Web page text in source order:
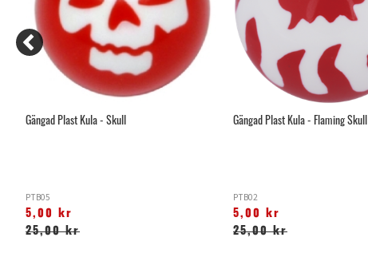
Gängad Plast Kula - Skull
PTB05
5,00 kr
25,00 kr
Gängad Plast Kula - Flaming Skull
PTB02
5,00 kr
25,00 kr